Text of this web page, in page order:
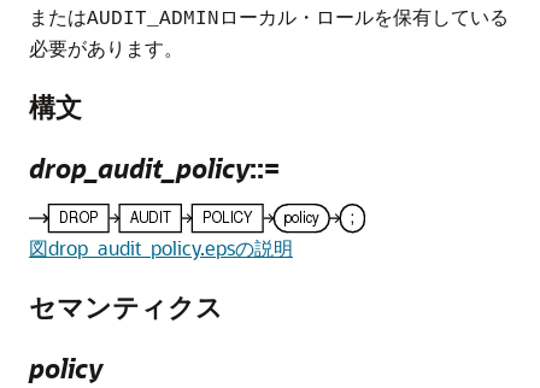
またはAUDIT_ADMIN ローカル・ロールを保有している
必要があります。
構文
drop_audit_policy::=
図drop_audit_policy.epsの説明
セマンティクス
policy